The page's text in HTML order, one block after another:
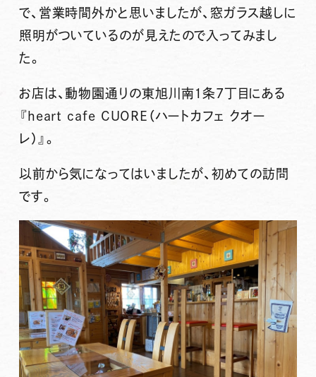
で、営業時間外かと思いましたが、窓ガラス越しに
照明がついているのが見えたので入ってみまし
た。
お店は、動物園通りの東旭川南1条7丁目にある
『heart cafe CUORE（ハートカフェ クオー
レ）』 。
以前から気になってはいましたが、初めての訪問
です。